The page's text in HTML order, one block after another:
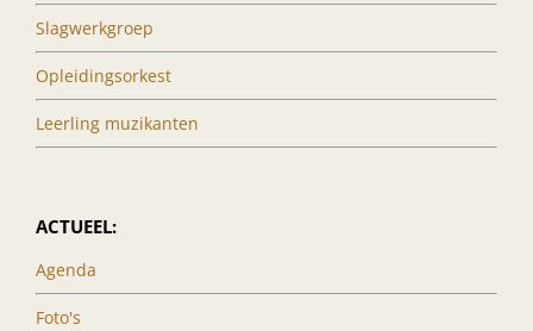
Slagwerkgroep
Opleidingsorkest
Leerling muzikanten
ACTUEEL:
Agenda
Foto's